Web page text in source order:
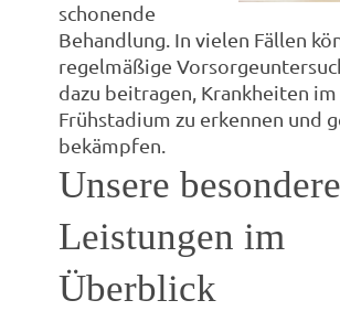
schonende
Behandlung. In vielen Fällen
regelmäßige
dazu beitragen, Krankheiten im
Frühstadium zu erkennen und
bekämpfen.
Unsere
Leistungen im
Überblick